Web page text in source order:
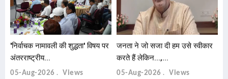
'निर्वाचक नामावली की शुद्धता' विषय पर
अंतरराष्ट्रीय...
05-Aug-2026 Views
जनता ने जो सजा दी हम उसे स्वीकार
करते हैं लेकिन...,...
05-Aug-2026 Views